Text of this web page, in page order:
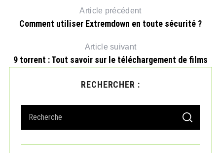
Article précédent
Comment utiliser Extremdown en toute sécurité ?
Article suivant
9 torrent : Tout savoir sur le téléchargement de films
RECHERCHER :
a
r
S
A
C